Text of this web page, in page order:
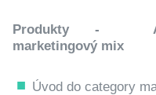
Produkty -
marketingový mix
Úvod do category